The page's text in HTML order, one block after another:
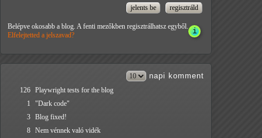
Belépve okosabb a blog. A fenti mezőkben regisztrálhatsz egyből.
Elfelejtetted a jelszavad?
napi komment
126 Playwright tests for the blog
1
"Dark code"
3 Blog fixed!
8 Nem vénnek való vidék